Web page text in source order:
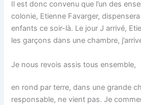
Il est donc convenu que l’un des
colonie, Etienne Favarger,
enfants ce soir-là. Le jour J arrivé,
les garçons dans une chambre,
Je nous revois assis tous ensemble,
en rond par terre, dans une grande
responsable, ne vient pas. Je